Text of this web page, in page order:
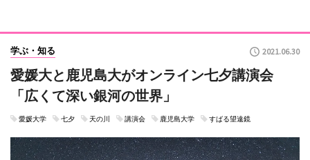
学ぶ・知る 2021.06.30
愛媛大と鹿児島大がオンライン七夕講演会
「広くて深い銀河の世界」
愛媛大学 七夕 天の川 講演会 鹿児島大学 すばる望遠鏡